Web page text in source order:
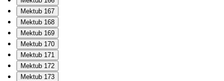
Mektub 167
Mektub 168
Mektub 169
Mektub 170
Mektub 171
Mektub 172
Mektub 173